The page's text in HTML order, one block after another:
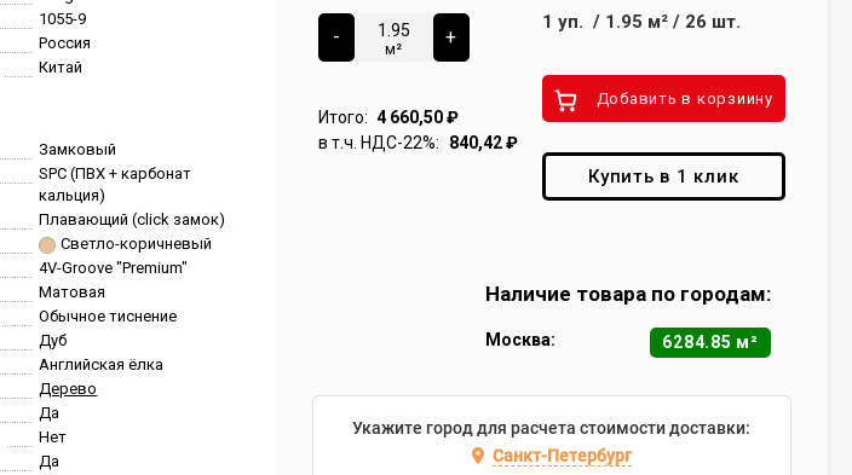
1055-9
Россия
Китай
Замковый
SPC (ПВХ + карбонат
кальция)
Плавающий (click замок)
Светло-коричневый
4V-Groove "Premium"
Матовая
Обычное тиснение
Дуб
Английская ёлка
Дерево
Да
Нет
Да
-
м²
+
Итого: 4 660,50₽
в т.ч. НДС-22%:
840,42₽
1 уп. / 1.95 м²/ 26 шт.
Добавить в корзиину
Купить в 1 клик
Наличие товара по городам:
Москва: 6284.85 м²
Укажите город для расчета стоимости доставки:
Санкт-Петербург